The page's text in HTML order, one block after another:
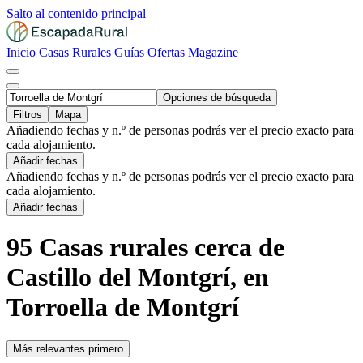
Salto al contenido principal
Inicio Casas Rurales Guías Ofertas Magazine
Opciones de búsqueda
Filtros
Mapa
Añadiendo fechas y n.º de personas podrás ver el precio exacto para
cada alojamiento.
Añadir fechas
Añadiendo fechas y n.º de personas podrás ver el precio exacto para
cada alojamiento.
Añadir fechas
95 Casas rurales cerca de
Castillo del Montgrí, en
Torroella de Montgrí
Más relevantes primero